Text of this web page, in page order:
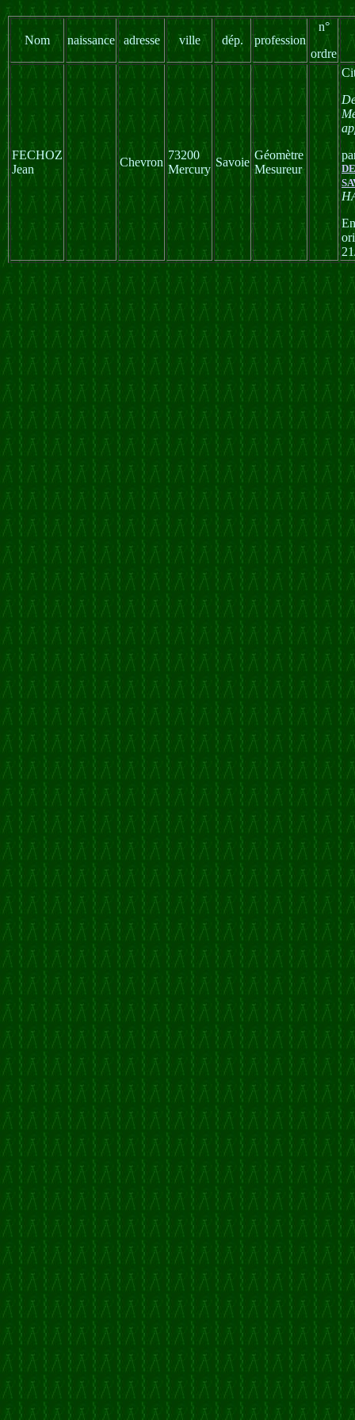
Nom naissance adresse ville dép. profession
n°
ordre
FECHOZ
Jean
Chevron
73200
Mercury
Savoie
Géomètre
Mesureur